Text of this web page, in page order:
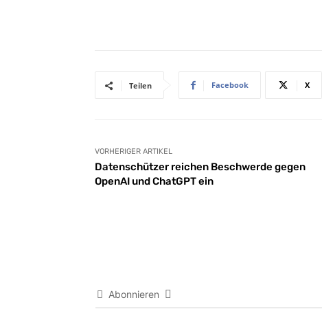
Teilen Facebook X
VORHERIGER ARTIKEL
Datenschützer reichen Beschwerde gegen
OpenAI und ChatGPT ein
Abonnieren